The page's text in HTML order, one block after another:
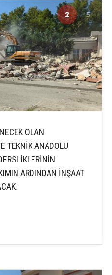
2 5
OLAN
TEKNİK ANADOLU
ARDINDAN İNŞAAT